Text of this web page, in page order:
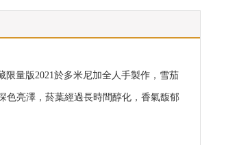
限量版2021於多米尼加全人手製作，雪茄
色亮澤，菸葉經過長時間醇化，香氣馥郁